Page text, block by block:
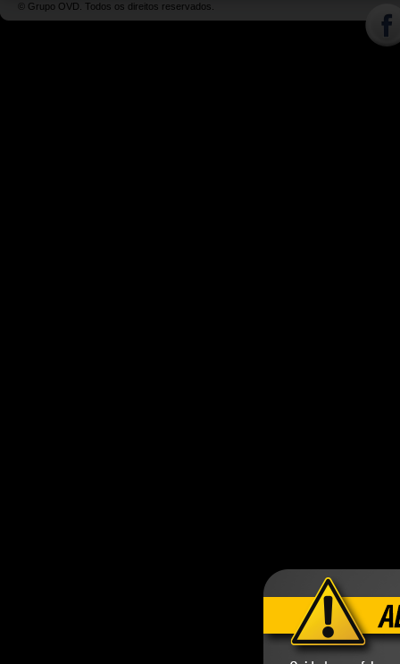
© Grupo OVD. Todos os direitos reservados.